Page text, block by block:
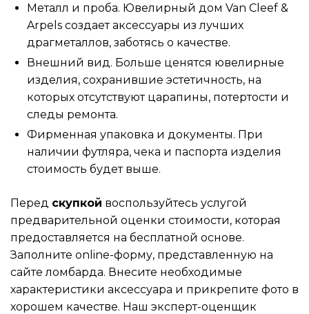
Металл и проба. Ювелирный дом Van Cleef &
Arpels создает аксессуары из лучших
драгметаллов, заботясь о качестве.
Внешний вид. Больше ценятся ювелирные
изделия, сохранившие эстетичность, на
которых отсутствуют царапины, потертости и
следы ремонта.
Фирменная упаковка и документы. При
наличии футляра, чека и паспорта изделия
стоимость будет выше.
Перед скупкой воспользуйтесь услугой
предварительной оценки стоимости, которая
предоставляется на бесплатной основе.
Заполните online-форму, представленную на
сайте ломбарда. Внесите необходимые
характеристики аксессуара и прикрепите фото в
хорошем качестве. Наш эксперт-оценщик